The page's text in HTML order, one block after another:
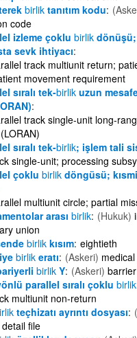
birlik tanıtım kodu
code
izleme çoklu birlik
sevk ihtiyacı
track multiunit return;
movement requirement
sıralı tek-birlik uzun
track single-unit long-
sıralı tek-birlik; işlem tali
single-unit; processing
çoklu birlik döngüsü;
multiunit circle; partial
arası birlik (Hukuk)
union
birlik kısım eightieth
birlik eratı (Askeri)
birlik Y (Askeri)
parallel sıralı çoklu birlik
multiunit non-return
teçhizatı ayrıntı dosyası
file